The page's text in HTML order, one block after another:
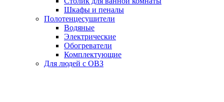
Шкафы и пеналы
Полотенцесушители
Водяные
Электрические
Обогреватели
Комплектующие
Для людей с ОВЗ